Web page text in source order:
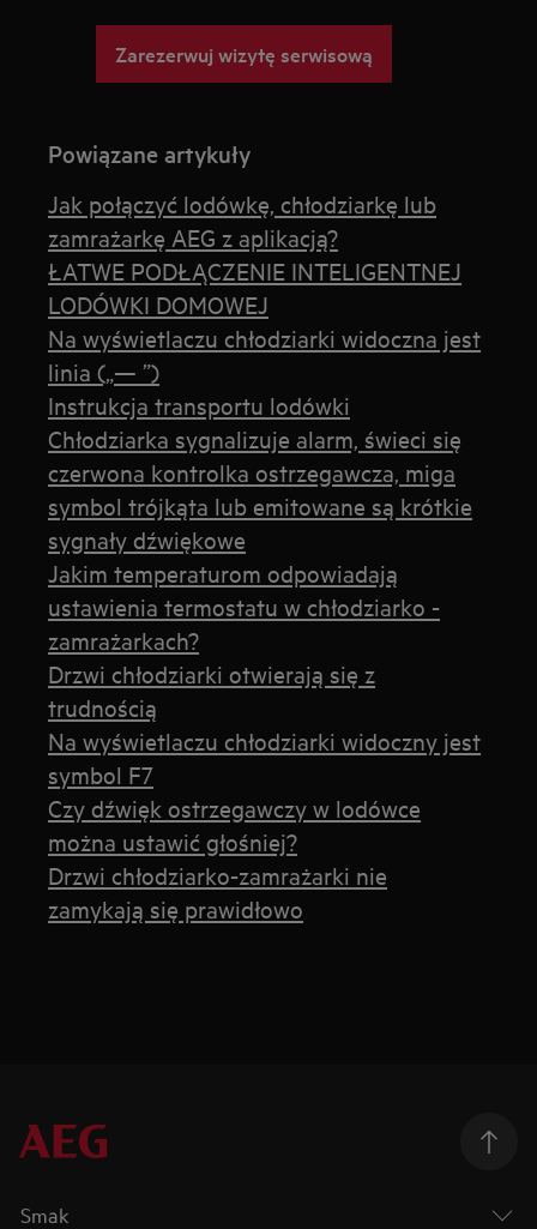
Zarezerwuj wizytę serwisową
Powiązane artykuły
Jak połączyć lodówkę, chłodziarkę lub
zamrażarkę AEG z aplikacją?
ŁATWE PODŁĄCZENIE INTELIGENTNEJ
LODÓWKI DOMOWEJ
Na wyświetlaczu chłodziarki widoczna jest
linia („— ”)
Instrukcja transportu lodówki
Chłodziarka sygnalizuje alarm, świeci się
czerwona kontrolka ostrzegawcza, miga
symbol trójkąta lub emitowane są krótkie
sygnały dźwiękowe
Jakim temperaturom odpowiadają
ustawienia termostatu w chłodziarko -
zamrażarkach?
Drzwi chłodziarki otwierają się z
trudnością
Na wyświetlaczu chłodziarki widoczny jest
symbol F7
Czy dźwięk ostrzegawczy w lodówce
można ustawić głośniej?
Drzwi chłodziarko-zamrażarki nie
zamykają się prawidłowo
Smak